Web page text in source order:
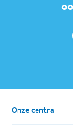
Onze centra